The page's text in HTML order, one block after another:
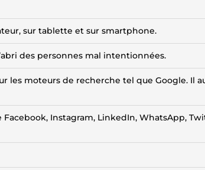
sur tablette et sur smartphone.
des personnes mal intentionnées.
les moteurs de recherche tel que Google. Il
Instagram, LinkedIn, WhatsApp,